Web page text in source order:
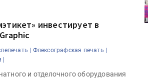
инвестирует в
|
Флексографская печать |
и отделочного оборудования